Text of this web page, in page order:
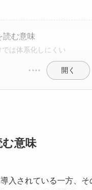
読む意味
は体系化しにくい
開く
意味
入されている一方、